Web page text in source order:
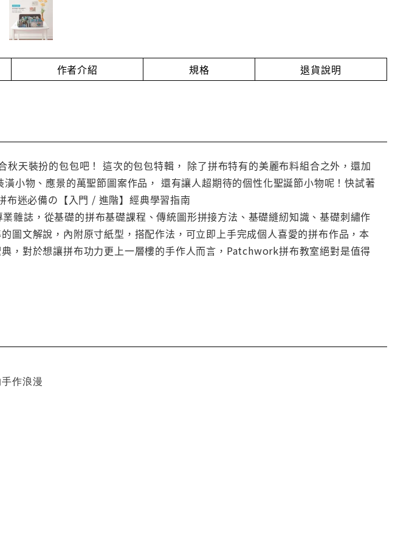
作者介紹 規格 退貨說明
天裝扮的包包吧！ 這次的包包特輯， 除了拼布特有的美麗布料組合之外，還加
小物、應景的萬聖節圖案作品， 還有讓人超期待的個性化聖誕節小物呢！快試著
布迷必備の【入門 / 進階】經典學習指南
雜誌，從基礎的拼布基礎課程、傳統圖形拼接方法、基礎縫紉知識、基礎刺繡作
圖文解說，內附原寸紙型，搭配作法，可立即上手完成個人喜愛的拼布作品，本
，對於想讓拼布功力更上一層樓的手作人而言，Patchwork拼布教室絕對是值得
作浪漫